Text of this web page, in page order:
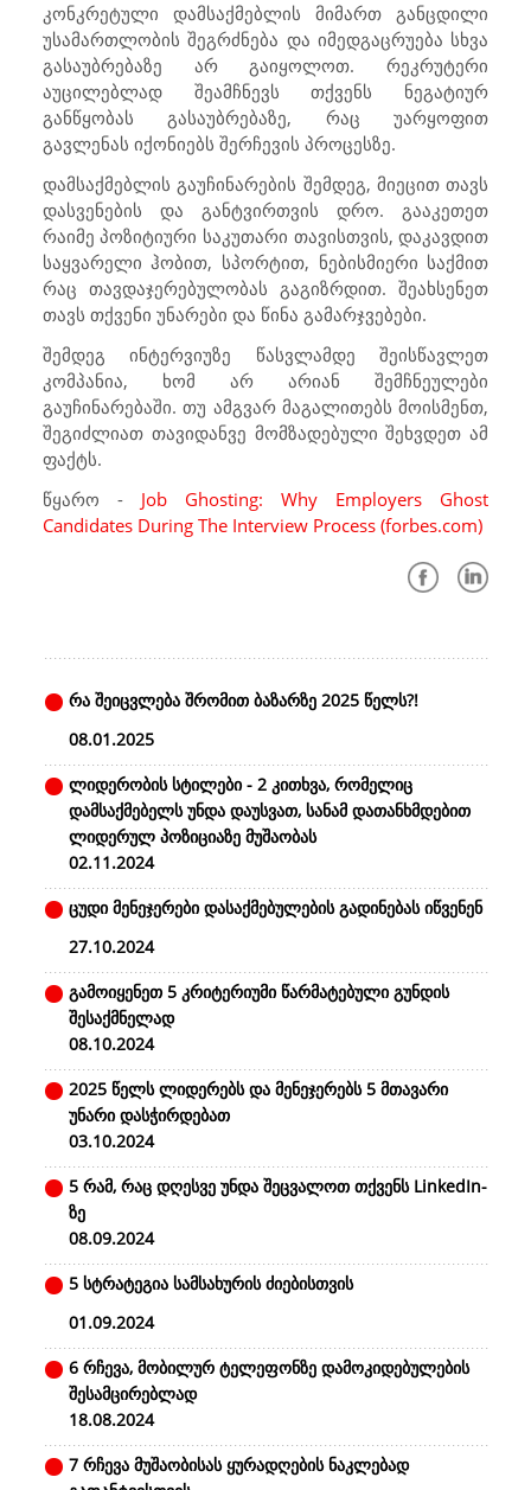
კონკრეტული დამსაქმებლის მიმართ განცდილი
უსამართლობის შეგრძნება და იმედგაცრუება სხვა
გასაუბრებაზე არ გაიყოლოთ. რეკრუტერი
აუცილებლად შეამჩნევს თქვენს ნეგატიურ
განწყობას გასაუბრებაზე, რაც უარყოფით
გავლენას იქონიებს შერჩევის პროცესზე.
დამსაქმებლის გაუჩინარების შემდეგ, მიეცით თავს
დასვენების და განტვირთვის დრო. გააკეთეთ
რაიმე პოზიტიური საკუთარი თავისთვის, დაკავდით
საყვარელი ჰობით, სპორტით, ნებისმიერი საქმით
რაც თავდაჯერებულობას გაგიზრდით. შეახსენეთ
თავს თქვენი უნარები და წინა გამარჯვებები.
შემდეგ ინტერვიუზე წასვლამდე შეისწავლეთ
კომპანია, ხომ არ არიან შემჩნეულები
გაუჩინარებაში. თუ ამგვარ მაგალითებს მოისმენთ,
შეგიძლიათ თავიდანვე მომზადებული შეხვდეთ ამ
ფაქტს.
წყარო - Job Ghosting: Why Employers Ghost
Candidates During The Interview Process (forbes.com)
რა შეიცვლება შრომით ბაზარზე 2025 წელს?!
08.01.2025
ლიდერობის სტილები - 2 კითხვა, რომელიც
დამსაქმებელს უნდა დაუსვათ, სანამ დათანხმდებით
ლიდერულ პოზიციაზე მუშაობას
02.11.2024
ცუდი მენეჯერები დასაქმებულების გადინებას იწვენენ
27.10.2024
გამოიყენეთ 5 კრიტერიუმი წარმატებული გუნდის
შესაქმნელად
08.10.2024
2025 წელს ლიდერებს და მენეჯერებს 5 მთავარი
უნარი დასჭირდებათ
03.10.2024
5 რამ, რაც დღესვე უნდა შეცვალოთ თქვენს LinkedIn-
ზე
08.09.2024
5 სტრატეგია სამსახურის ძიებისთვის
01.09.2024
6 რჩევა, მობილურ ტელეფონზე დამოკიდებულების
შესამცირებლად
18.08.2024
7 რჩევა მუშაობისას ყურადღების ნაკლებად